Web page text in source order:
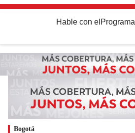
Hable con el Programa
Bogotá